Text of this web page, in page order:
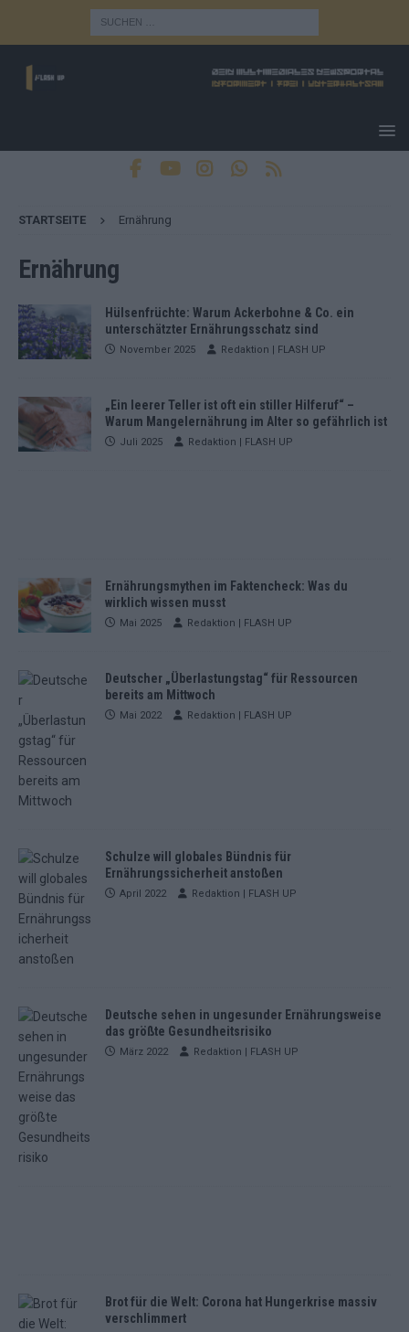
STARTSEITE Ernährung
Ernährung
Hülsenfrüchte: Warum Ackerbohne & Co. ein
unterschätzter Ernährungsschatz sind
November 2025 Redaktion | FLASH UP
„Ein leerer Teller ist oft ein stiller Hilferuf“ –
Warum Mangelernährung im Alter so gefährlich ist
Juli 2025 Redaktion | FLASH UP
Ernährungsmythen im Faktencheck: Was du
wirklich wissen musst
Mai 2025 Redaktion | FLASH UP
Deutscher „Überlastungstag“ für Ressourcen
bereits am Mittwoch
Mai 2022 Redaktion | FLASH UP
Schulze will globales Bündnis für
Ernährungssicherheit anstoßen
April 2022 Redaktion | FLASH UP
Deutsche sehen in ungesunder Ernährungsweise
das größte Gesundheitsrisiko
März 2022 Redaktion | FLASH UP
Brot für die Welt: Corona hat Hungerkrise massiv
verschlimmert